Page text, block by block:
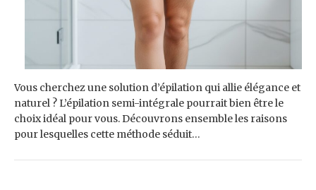
Vous cherchez une solution d’épilation qui allie élégance et
naturel ? L’épilation semi-intégrale pourrait bien être le
choix idéal pour vous. Découvrons ensemble les raisons
pour lesquelles cette méthode séduit…